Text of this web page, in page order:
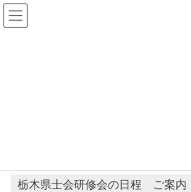
コ
ン
ナ
ビ
栃木県士会研修会の日程 ご案内